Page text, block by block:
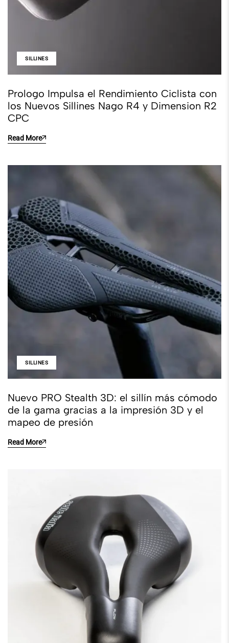
SILLINES
Prologo Impulsa el Rendimiento Ciclista con
los Nuevos Sillines Nago R4 y Dimension R2
CPC
Read More
SILLINES
Nuevo PRO Stealth 3D: el sillín más cómodo
de la gama gracias a la impresión 3D y el
mapeo de presión
Read More